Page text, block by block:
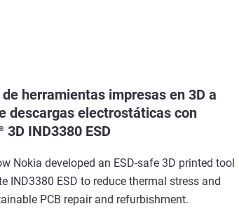
herramientas impresas en 3D a
descargas electrostáticas con
3D IND3380 ESD
Nokia developed an ESD-safe 3D printed tool
IND3380 ESD to reduce thermal stress and
PCB repair and refurbishment.